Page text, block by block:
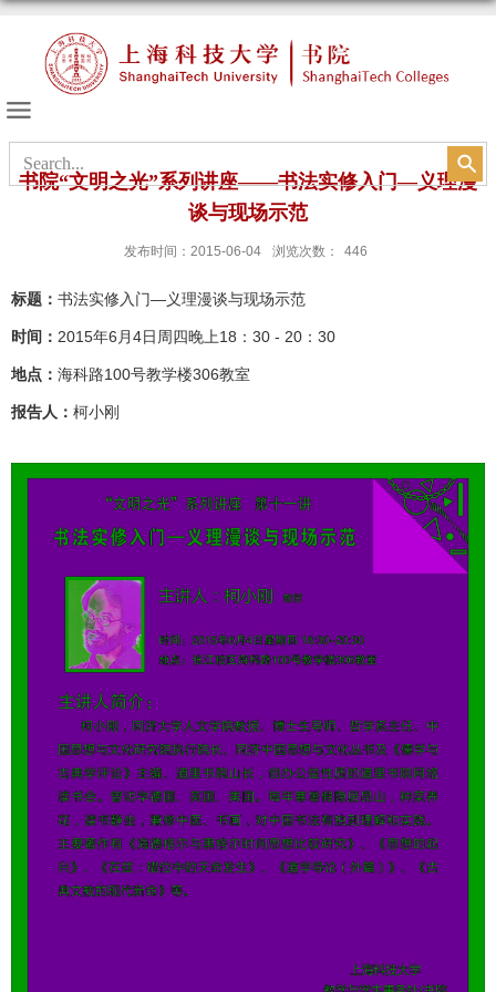
书院“文明之光”系列讲座——书法实修入门—义理漫
谈与现场示范
发布时间：2015-06-04 浏览次数： 446
标题： 书法实修入门—义理漫谈与现场示范
时间： 2015年6月4日周四晚上18：30 - 20：30
地点： 海科路100号教学楼306教室
报告人： 柯小刚